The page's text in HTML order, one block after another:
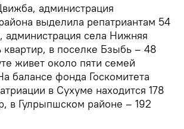
администрация
выделила репатриантам 54
администрация села Нижняя
в поселке Бзыбь – 48
живет около пяти семей
балансе фонда Госкомитета
в Сухуме находится 178
в Гулрыпшском районе – 192